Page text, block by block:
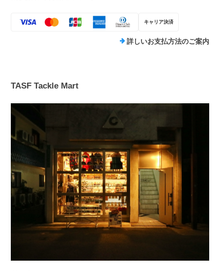
キャリア決済
詳しいお支払方法のご案内
TASF Tackle Mart